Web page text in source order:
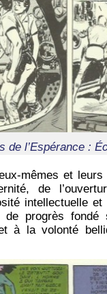
de l’Espérance :
mêmes et
de
intellectuelle
de progrès
à la volonté